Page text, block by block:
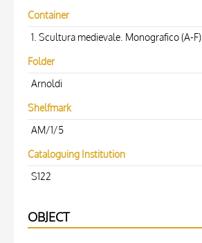
Container
1. Scultura medievale. Monografico (A-F)
Folder
Arnoldi
Shelfmark
AM/1/5
Cataloguing Institution
S122
OBJECT